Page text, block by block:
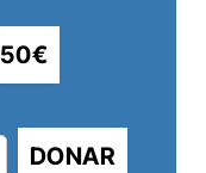
50€
DONAR